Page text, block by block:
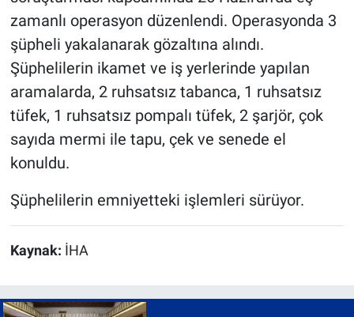
zamanlı operasyon düzenlendi. Operasyonda 3
şüpheli yakalanarak gözaltına alındı.
Şüphelilerin ikamet ve iş yerlerinde yapılan
aramalarda, 2 ruhsatsız tabanca, 1 ruhsatsız
tüfek, 1 ruhsatsız pompalı tüfek, 2 şarjör, çok
sayıda mermi ile tapu, çek ve senede el
konuldu.
Şüphelilerin emniyetteki işlemleri sürüyor.
Kaynak: İHA